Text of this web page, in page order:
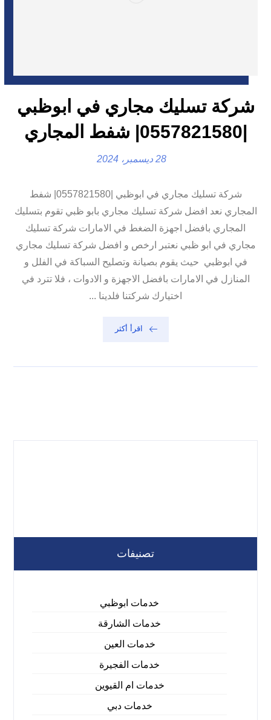
شركة تسليك مجاري في ابوظبي
|0557821580| شفط المجاري
28 ديسمبر، 2024
شركة تسليك مجاري في ابوظبي |0557821580| شفط
المجاري نعد افضل شركة تسليك مجاري بابو ظبي تقوم بتسليك
المجاري بافضل اجهزة الضغط في الامارات شركة تسليك
مجاري في ابو ظبي نعتبر ارخص و افضل شركة تسليك مجاري
في ابوظبي حيث يقوم بصيانة وتصليح السباكة في الفلل و
المنازل في الامارات بافضل الاجهزة و الادوات ، فلا تترد في
اختيارك شركتنا فلدينا ...
اقرأ أكثر
تصنيفات
خدمات ابوظبي
خدمات الشارقة
خدمات العين
خدمات الفجيرة
خدمات ام القيوين
خدمات دبي